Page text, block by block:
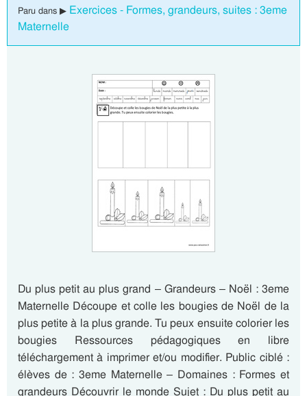
Paru dans ▶ Exercices - Formes, grandeurs, suites : 3eme
Maternelle
Du plus petit au plus grand – Grandeurs – Noël : 3eme
Maternelle Découpe et colle les bougies de Noël de la
plus petite à la plus grande. Tu peux ensuite colorier les
bougies Ressources pédagogiques en libre
téléchargement à imprimer et/ou modifier. Public ciblé :
élèves de : 3eme Maternelle – Domaines : Formes et
grandeurs Découvrir le monde Sujet : Du plus petit au